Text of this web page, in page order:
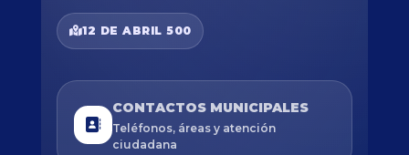
12 DE ABRIL 500
CONTACTOS MUNICIPALES
Teléfonos, áreas y atención
ciudadana